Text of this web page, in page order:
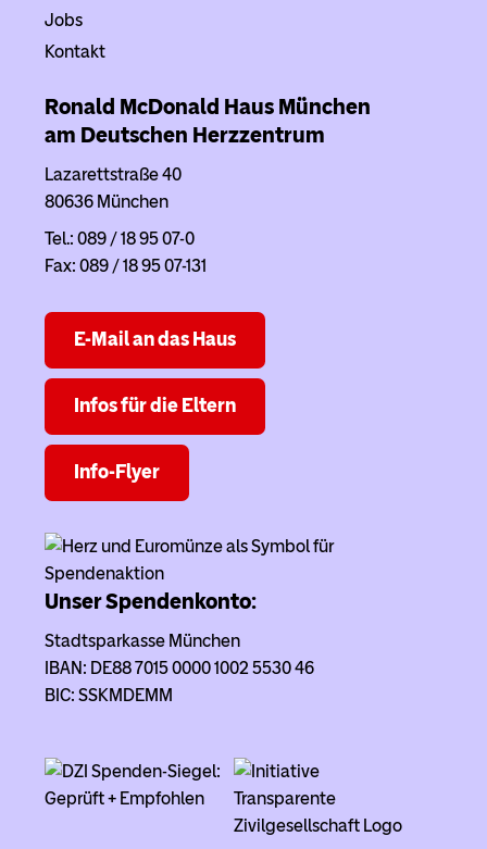
Jobs
Kontakt
Ronald McDonald Haus München
am Deutschen Herzzentrum
Lazarettstraße 40
80636 München
Tel.: 089 / 18 95 07-0
Fax: 089 / 18 95 07-131
E-Mail an das Haus
Infos für die Eltern
Info-Flyer
Unser Spendenkonto:
Stadtsparkasse München
IBAN: DE88 7015 0000 1002 5530 46
BIC: SSKMDEMM